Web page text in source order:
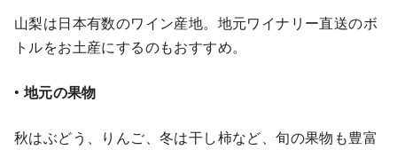
山梨は日本有数のワイン産地。地元ワイナリー直送のボ
トルをお土産にするのもおすすめ。
• 地元の果物
秋はぶどう、りんご、冬は干し柿など、旬の果物も豊富